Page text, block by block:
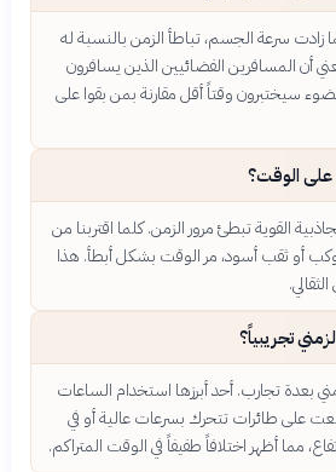
زادت سرعة الجسم، تباطأ الزمن بالنسبة له
أن المسافرين الفضائيين الذين يسافرون
سيختبرون وقتاً أقل مقارنة بمن بقوا على
على الوقت؟
القوية تبطئ مرور الزمن. كلما اقتربنا من
أو ثقب أسود، مر الوقت بشكل أبطأ. هذا
تجريبياً؟
بعدة تجارب. أحد أبرزها استخدام الساعات
على طائرات تتحرك بسرعات عالية أو في
مما أظهر اختلافاً طفيفاً في الوقت المتراكم.